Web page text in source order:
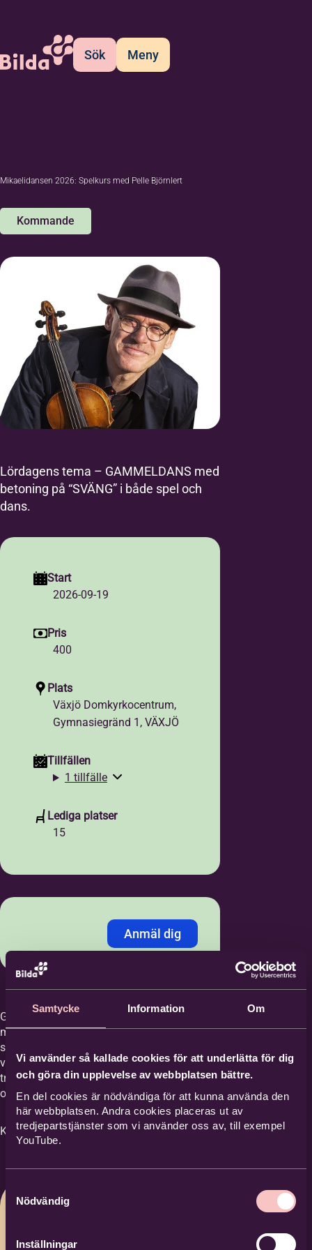
Samtycke Information Om
Vi använder så kallade cookies för att underlätta för dig
och göra din upplevelse av webbplatsen bättre.
En del cookies är nödvändiga för att kunna använda den
här webbplatsen. Andra cookies placeras ut av
tredjepartstjänster som vi använder oss av, till exempel
YouTube.
Samtyckesval
Nödvändig
Inställningar
Sök Meny
Mikaelidansen 2026: Spelkurs med Pelle Björnlert
Kommande
Lördagens tema – GAMMELDANS med
betoning på “SVÄNG” i både spel och
dans.
Start
2026-09-19
Pris
400
Plats
Växjö Domkyrkocentrum,
Gymnasiegränd 1, VÄXJÖ
Tillfällen
1 tillfälle
Lediga platser
15
Anmäl dig
Personnummer
LMA-nummer
Samordningsnummer *
Förnamn*
E-post*
Gammeldans har många gånger betraktats
med visst överseende - “Det är bara en
schottis” (eller mazurka/ hambo/ polka/
vals) - Men dessa danser har också en stark
tradition och dansades/spelades med finess
och stort allvar.
Kursen förutsätter viss spelvana.